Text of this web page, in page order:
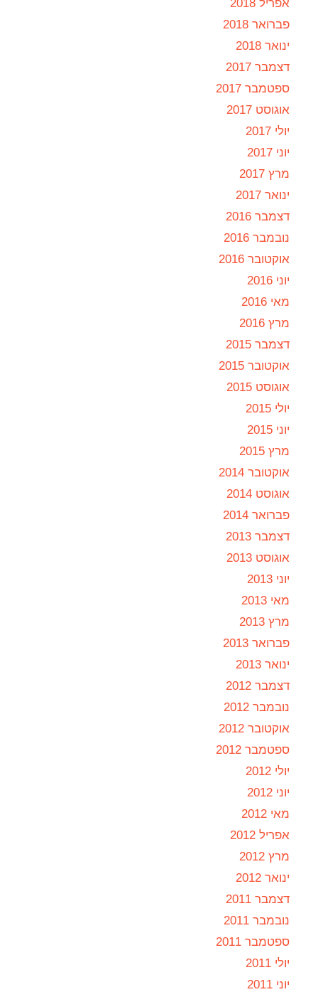
אפריל 2018
פברואר 2018
ינואר 2018
דצמבר 2017
ספטמבר 2017
אוגוסט 2017
יולי 2017
יוני 2017
מרץ 2017
ינואר 2017
דצמבר 2016
נובמבר 2016
אוקטובר 2016
יוני 2016
מאי 2016
מרץ 2016
דצמבר 2015
אוקטובר 2015
אוגוסט 2015
יולי 2015
יוני 2015
מרץ 2015
אוקטובר 2014
אוגוסט 2014
פברואר 2014
דצמבר 2013
אוגוסט 2013
יוני 2013
מאי 2013
מרץ 2013
פברואר 2013
ינואר 2013
דצמבר 2012
נובמבר 2012
אוקטובר 2012
ספטמבר 2012
יולי 2012
יוני 2012
מאי 2012
אפריל 2012
מרץ 2012
ינואר 2012
דצמבר 2011
נובמבר 2011
ספטמבר 2011
יולי 2011
יוני 2011